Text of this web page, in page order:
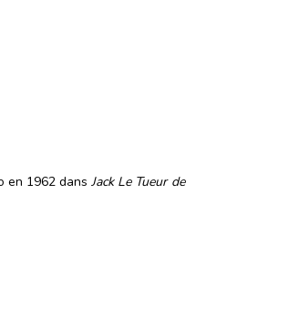
en 1962 dansJack Le Tueur de